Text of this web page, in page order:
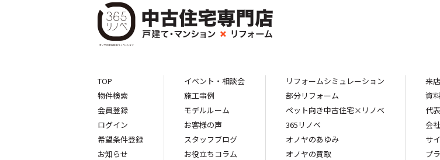
TOP
物件検索
会員登録
ログイン
希望条件登録
お知らせ
イベント・相談会
施工事例
モデルルーム
お客様の声
スタッフブログ
お役立ちコラム
リフォームシミュレーション
部分リフォーム
ペット向き中古住宅×リノベ
365リノベ
オノヤのあゆみ
オノヤの買取
来
資
代
会
サ
プ